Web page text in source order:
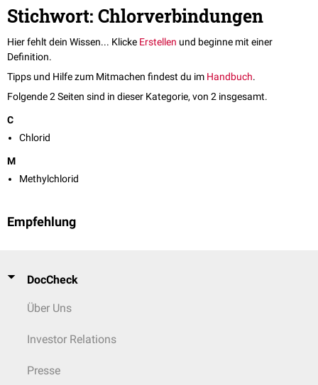
Stichwort: Chlorverbindungen
Hier fehlt dein Wissen... Klicke Erstellen und beginne mit einer
Definition.
Tipps und Hilfe zum Mitmachen findest du im Handbuch.
Folgende 2 Seiten sind in dieser Kategorie, von 2 insgesamt.
C
Chlorid
M
Methylchlorid
Empfehlung
DocCheck
Über Uns
Investor Relations
Presse